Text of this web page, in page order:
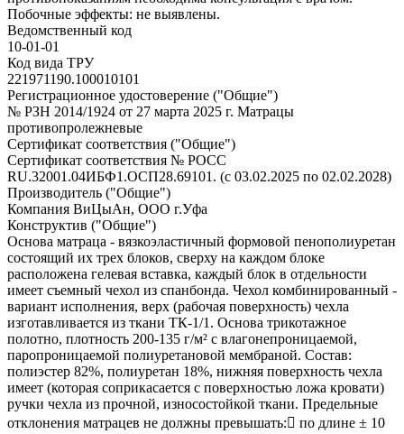
Побочные эффекты: не выявлены.
Ведомственный код
10-01-01
Код вида ТРУ
221971190.100010101
Регистрационное удостоверение ("Общие")
№ РЗН 2014/1924 от 27 марта 2025 г. Матрацы
противопролежневые
Сертификат соответствия ("Общие")
Сертификат соответствия № РОСС
RU.32001.04ИБФ1.ОСП28.69101. (с 03.02.2025 по 02.02.2028)
Производитель ("Общие")
Компания ВиЦыАн, ООО г.Уфа
Конструктив ("Общие")
Основа матраца - вязкоэластичный формовой пенополиуретан
состоящий их трех блоков, сверху на каждом блоке
расположена гелевая вставка, каждый блок в отдельности
имеет съемный чехол из спанбонда. Чехол комбинированный -
вариант исполнения, верх (рабочая поверхность) чехла
изготавливается из ткани ТК-1/1. Основа трикотажное
полотно, плотность 200-135 г/м² с влагонепроницаемой,
паропроницаемой полиуретановой мембраной. Состав:
полиэстер 82%, полиуретан 18%, нижняя поверхность чехла
имеет (которая соприкасается с поверхностью ложа кровати)
ручки чехла из прочной, износостойкой ткани. Предельные
отклонения матрацев не должны превышать: по длине ± 10